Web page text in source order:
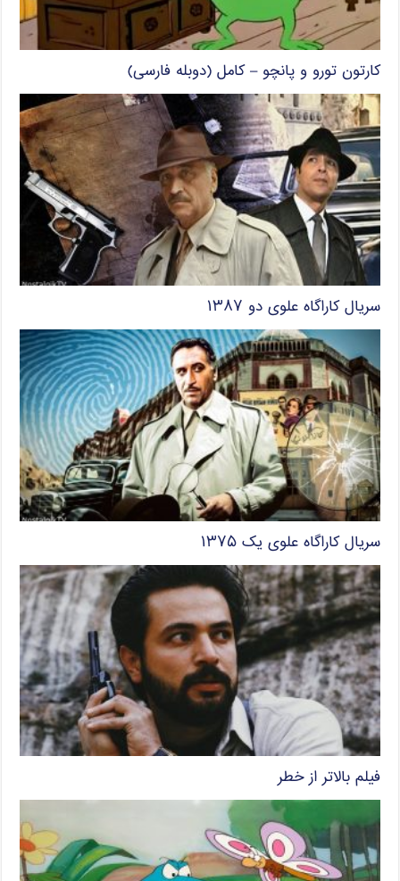
کارتون تورو و پانچو – کامل (دوبله فارسی)
سریال کاراگاه علوی دو ۱۳۸۷
سریال کاراگاه علوی یک ۱۳۷۵
فیلم بالاتر از خطر